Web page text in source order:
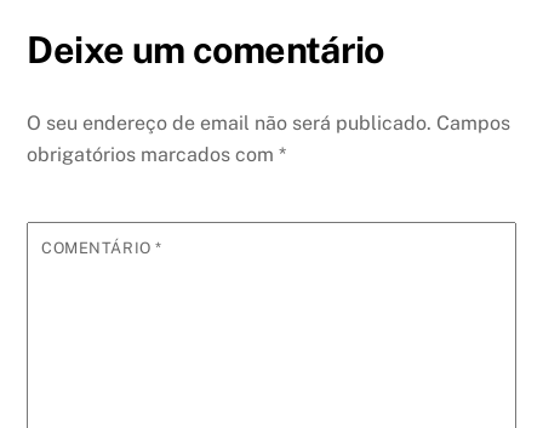
Deixe um comentário
O seu endereço de email não será publicado. Campos
obrigatórios marcados com*
COMENTÁRIO*